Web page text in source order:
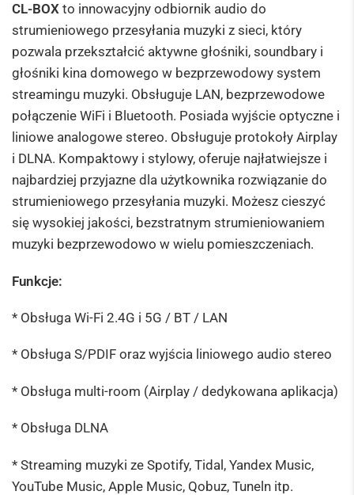
CL-BOX to innowacyjny odbiornik audio do
strumieniowego przesyłania muzyki z sieci, który
pozwala przekształcić aktywne głośniki, soundbary i
głośniki kina domowego w bezprzewodowy system
streamingu muzyki. Obsługuje LAN, bezprzewodowe
połączenie WiFi i Bluetooth. Posiada wyjście optyczne i
liniowe analogowe stereo. Obsługuje protokoły Airplay
i DLNA. Kompaktowy i stylowy, oferuje najłatwiejsze i
najbardziej przyjazne dla użytkownika rozwiązanie do
strumieniowego przesyłania muzyki. Możesz cieszyć
się wysokiej jakości, bezstratnym strumieniowaniem
muzyki bezprzewodowo w wielu pomieszczeniach.
Funkcje:
* Obsługa Wi-Fi 2.4G i 5G / BT / LAN
* Obsługa S/PDIF oraz wyjścia liniowego audio stereo
* Obsługa multi-room (Airplay / dedykowana aplikacja)
* Obsługa DLNA
* Streaming muzyki ze Spotify, Tidal, Yandex Music,
YouTube Music, Apple Music, Qobuz, Tuneln itp.